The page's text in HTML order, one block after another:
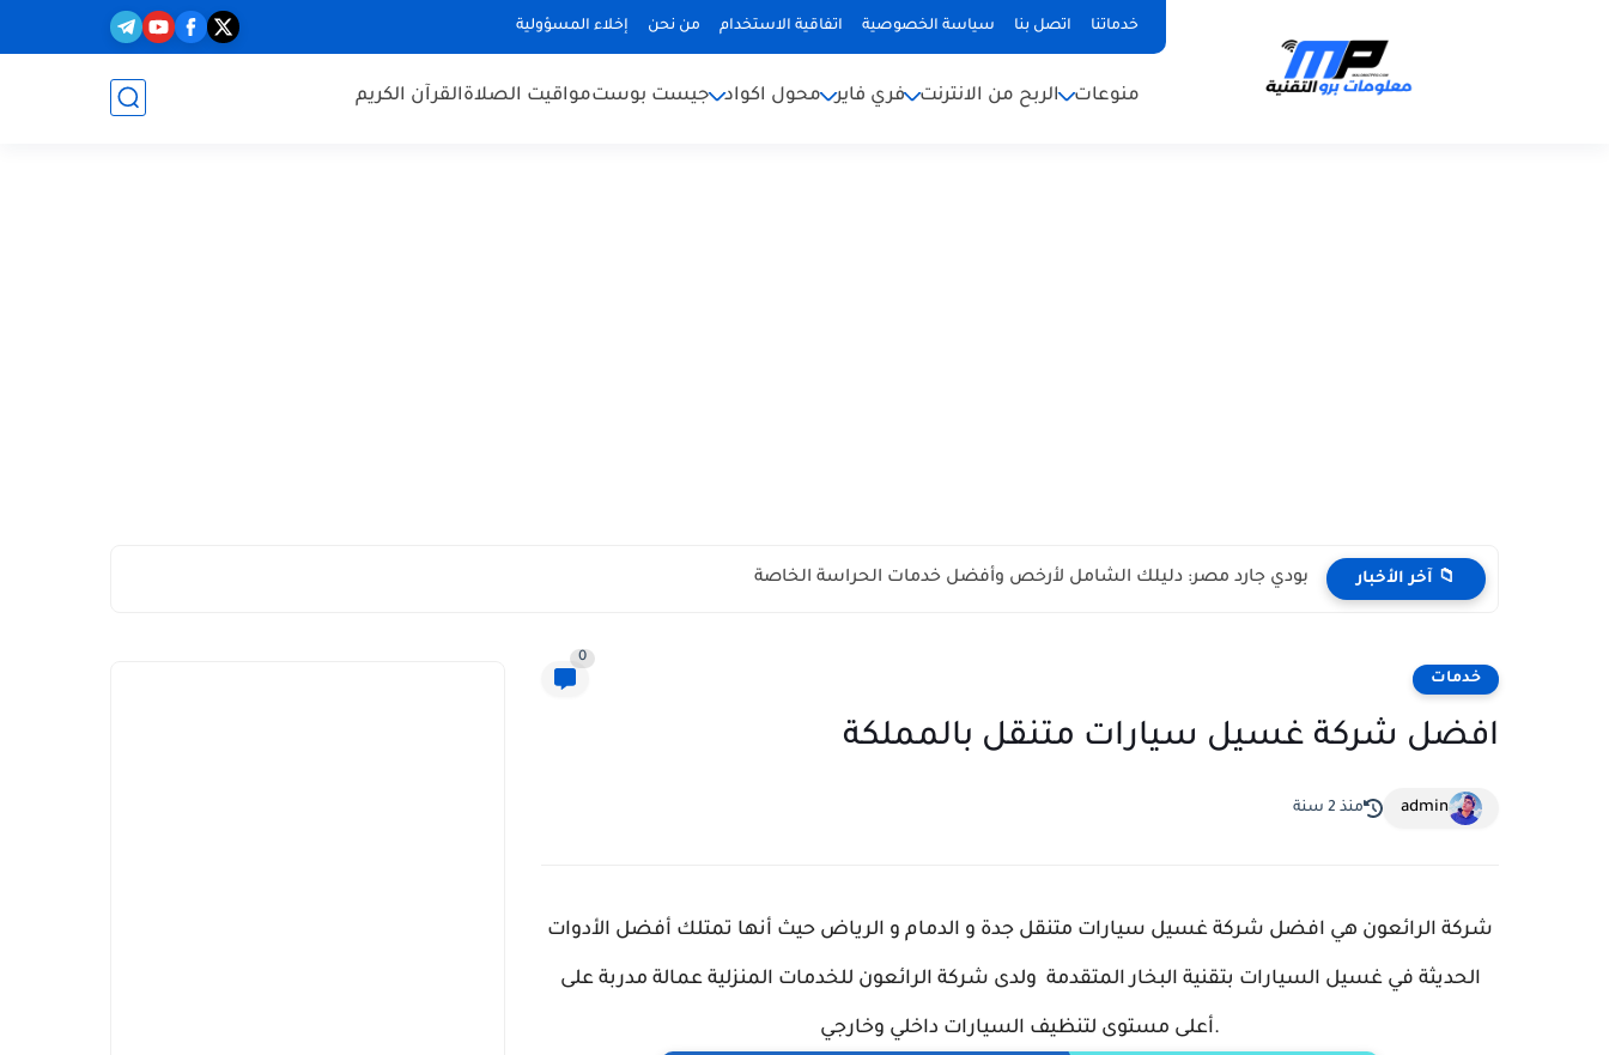
خدماتنا اتصل بنا سياسة الخصوصية اتفاقية الاستخدام من نحن إخلاء المسؤولية
منوعات الربح من الانترنت فري فاير محول اكواد جيست بوستمواقيت الصلاةالقرآن الكريم
📁 آخر الأخبار بودي جارد مصر: دليلك الشامل لأرخص وأفضل خدمات الحراسة الخاصة
خدمات
0
افضل شركة غسيل سيارات متنقل بالمملكة
admin منذ 2 سنة
شركة الرائعون هي افضل شركة غسيل سيارات متنقل جدة و الدمام و الرياض حيث أنها تمتلك أفضل الأدوات
الحديثة في غسيل السيارات بتقنية البخار المتقدمة ولدى شركة الرائعون للخدمات المنزلية عمالة مدربة على
أعلى مستوى لتنظيف السيارات داخلي وخارجي.